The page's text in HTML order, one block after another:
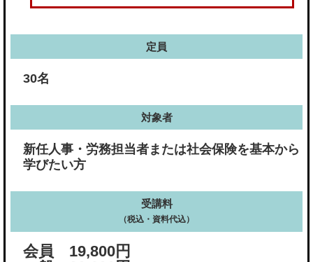
定員
30名
対象者
新任人事・労務担当者または社会保険を基本から
学びたい方
受講料
（税込・資料代込）
会員 19,800円